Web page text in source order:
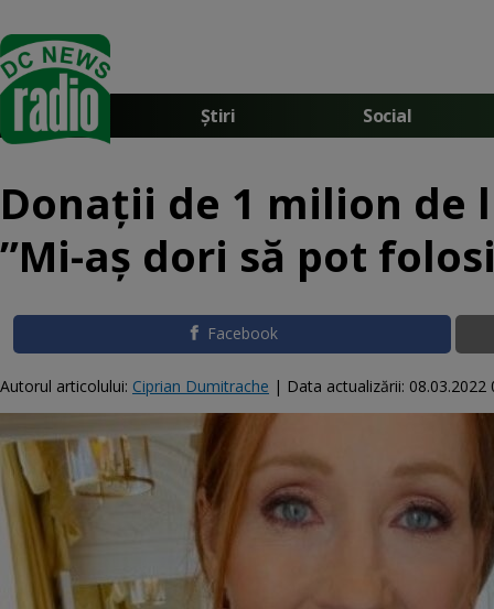
Știri Social
Donații de 1 milion de
”Mi-aș dori să pot
Facebook
Autorul articolului: Ciprian Dumitrache | Data actualizării: 08.03.2022